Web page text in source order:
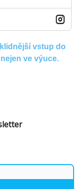
vstup do
ve výuce.